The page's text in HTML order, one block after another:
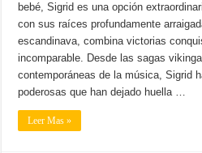
bebé, Sigrid es una opción
con sus raíces profundamente
escandinava, combina victorias
incomparable. Desde las sagas
contemporáneas de la música, Sigrid
poderosas que han dejado huella …
Leer Mas »